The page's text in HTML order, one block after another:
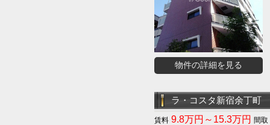
物件の詳細を見る
ラ・コスタ新宿余丁町
9.8万円～15.3万円